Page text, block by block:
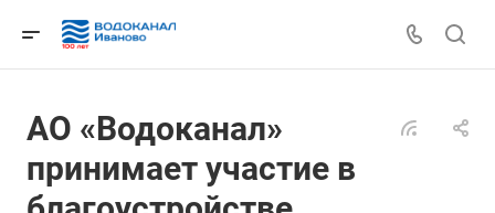
АО «Водоканал»
принимает участие в